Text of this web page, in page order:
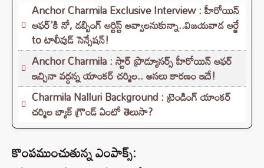
Anchor Charmila Exclusive Interview : హీరోయిన్
ఆఫర్'కి నో, డబ్బింగ్ ఆర్టిస్ట్ అవ్వాలనుకున్నా..విజయవాడ ఆర్జే
to టాలీవుడ్ సెన్సేషన్!
Anchor Charmila : స్టార్ ప్రొడ్యూసర్స్ హీరోయిన్ ఆఫర్
ఇచ్చినా వద్దన్న యాంకర్ చర్మిల.. అసలు కారణం ఇదే!
Charmila Nalluri Background : ట్రెండింగ్ యాంకర్
చర్మిల బ్యాక్ గ్రౌండ్ ఏంటో తెలుసా?
కొంపముంచుతున్న ఎంపాక్స్: